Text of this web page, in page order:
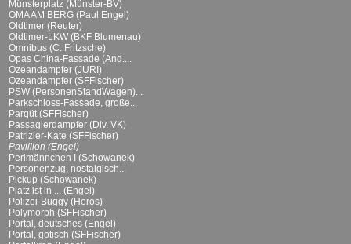
Münsterplatz (Münster-BV)
OMA AM BERG (Paul Engel)
Oldtimer (Reuter)
Oldtimer-LKW (BKF Blumenau)
Omnibus (C. Fritzsche)
Opas China-Fassade (And....
Ozeandampfer (JURI)
Ozeandampfer (SFFischer)
PSW (PersonenStandWagen)...
Parkschloss-Fassade, große...
Parqüt (SFFischer)
Passagierdampfer (Div. VK)
Patrizier-Kate (SFFischer)
Pavillion (Engel)
Perlmännchen I (Schowanek)
Personenzug, nostalgisch...
Pickup (Schowanek)
Platz ist in ... (Engel)
Polizei-Buggy (Heros)
Polymorph (SFFischer)
Portal, deutsches (Engel)
Portal, gotisch (SFFischer)